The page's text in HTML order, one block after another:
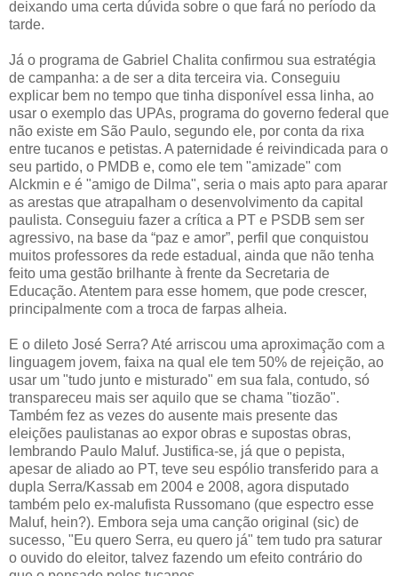
deixando uma certa dúvida sobre o que fará no período da
tarde.
Já o programa de Gabriel Chalita confirmou sua estratégia
de campanha: a de ser a dita terceira via. Conseguiu
explicar bem no tempo que tinha disponível essa linha, ao
usar o exemplo das UPAs, programa do governo federal que
não existe em São Paulo, segundo ele, por conta da rixa
entre tucanos e petistas. A paternidade é reivindicada para o
seu partido, o PMDB e, como ele tem "amizade" com
Alckmin e é "amigo de Dilma", seria o mais apto para aparar
as arestas que atrapalham o desenvolvimento da capital
paulista. Conseguiu fazer a crítica a PT e PSDB sem ser
agressivo, na base da “paz e amor”, perfil que conquistou
muitos professores da rede estadual, ainda que não tenha
feito uma gestão brilhante à frente da Secretaria de
Educação. Atentem para esse homem, que pode crescer,
principalmente com a troca de farpas alheia.
E o dileto José Serra? Até arriscou uma aproximação com a
linguagem jovem, faixa na qual ele tem 50% de rejeição, ao
usar um "tudo junto e misturado" em sua fala, contudo, só
transpareceu mais ser aquilo que se chama "tiozão".
Também fez as vezes do ausente mais presente das
eleições paulistanas ao expor obras e supostas obras,
lembrando Paulo Maluf. Justifica-se, já que o pepista,
apesar de aliado ao PT, teve seu espólio transferido para a
dupla Serra/Kassab em 2004 e 2008, agora disputado
também pelo ex-malufista Russomano (que espectro esse
Maluf, hein?). Embora seja uma canção original (sic) de
sucesso, "Eu quero Serra, eu quero já" tem tudo pra saturar
o ouvido do eleitor, talvez fazendo um efeito contrário do